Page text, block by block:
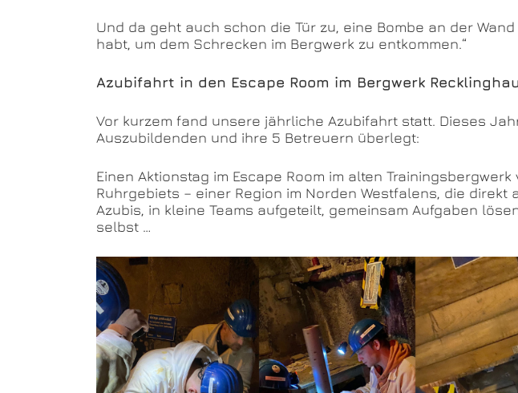
Und da geht auch schon die Tür zu, eine Bombe an der
habt, um dem Schrecken im Bergwerk zu entkommen.“
Azubifahrt in den Escape Room im Bergwerk
Vor kurzem fand unsere jährliche Azubifahrt statt. Dieses
Auszubildenden und ihre 5 Betreuern überlegt:
Einen Aktionstag im Escape Room im alten
Ruhrgebiets – einer Region im Norden Westfalens, die
Azubis, in kleine Teams aufgeteilt, gemeinsam Aufgaben
selbst …